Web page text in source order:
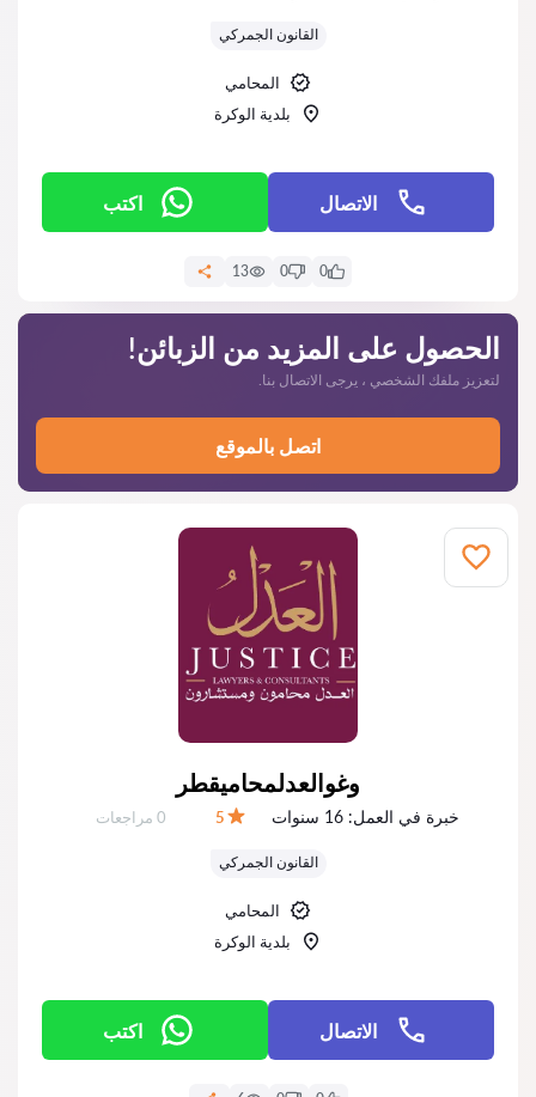
القانون الجمركي
المحامي
بلدية الوكرة
الاتصال اكتب
0
0
13
الحصول على المزيد من الزبائن!
لتعزيز ملفك الشخصي ، يرجى الاتصال بنا.
اتصل بالموقع
وغوالعدلمحاميقطر
خبرة في العمل: 16 سنوات 5 عدد المراجعات:
0 مراجعات
القانون الجمركي
المحامي
بلدية الوكرة
الاتصال اكتب